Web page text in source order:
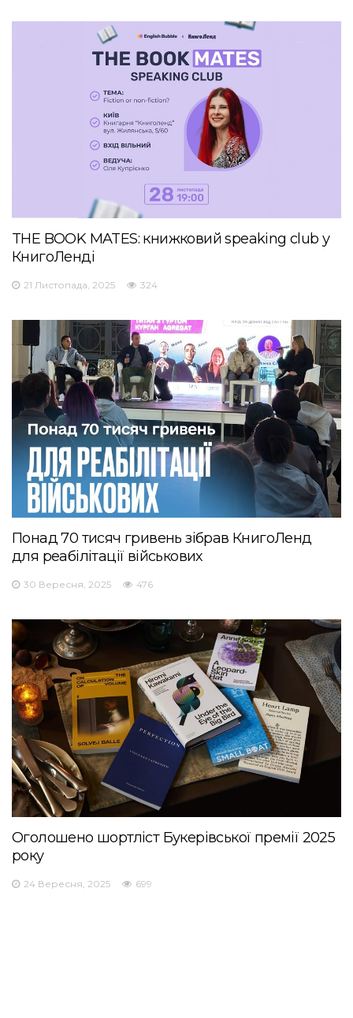
THE BOOK MATES: книжковий speaking club у
КнигоЛенді
21 Листопада, 2025 324
Понад 70 тисяч гривень зібрав КнигоЛенд
для реабілітації військових
30 Вересня, 2025 476
Оголошено шортліст Букерівської премії 2025
року
24 Вересня, 2025 699